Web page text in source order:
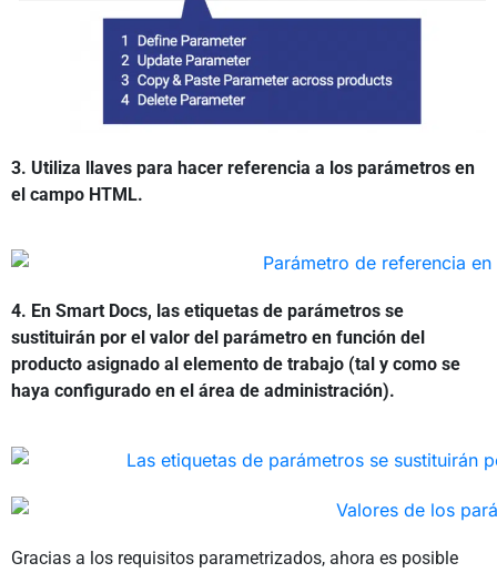
3. Utiliza llaves para hacer referencia a los parámetros en
el campo HTML.
4. En Smart Docs, las etiquetas de parámetros se
sustituirán por el valor del parámetro en función del
producto asignado al elemento de trabajo (tal y como se
haya configurado en el área de administración).
Gracias a los requisitos parametrizados, ahora es posible